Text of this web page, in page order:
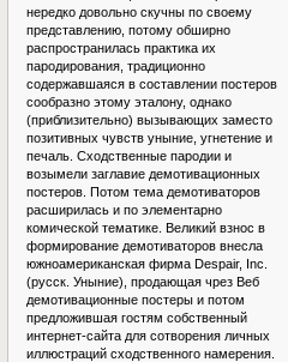
нередко довольно скучны по своему
представлению, потому обширно
распространилась практика их
пародирования, традиционно
содержавшаяся в составлении постеров
сообразно этому эталону, однако
(приблизительно) вызывающих заместо
позитивных чувств уныние, угнетение и
печаль. Сходственные пародии и
возымели заглавие демотивационных
постеров. Потом тема демотиваторов
расширилась и по элементарно
комической тематике. Великий взнос в
формирование демотиваторов внесла
южноамериканская фирма Despair, Inc.
(русск. Уныние), продающая чрез Веб
демотивационные постеры и потом
предложившая гостям собственный
интернет-сайта для сотворения личных
иллюстраций сходственного намерения.